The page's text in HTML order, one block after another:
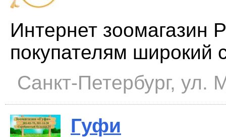
Интернет зоомагазин
покупателям широкий
Санкт-Петербург,
Гуфи